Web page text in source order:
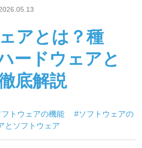
アとは？種
ードウェアと
底解説
トウェアの機能
#ソフトウェアの
とソフトウェア